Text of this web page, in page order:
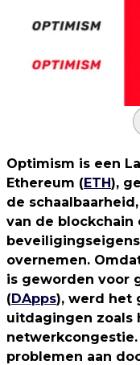
Optimism is een
Ethereum (ETH),
de
van de
overnemen.
is geworden voor
(DApps), werd het
uitdagingen zoals
problemen aan